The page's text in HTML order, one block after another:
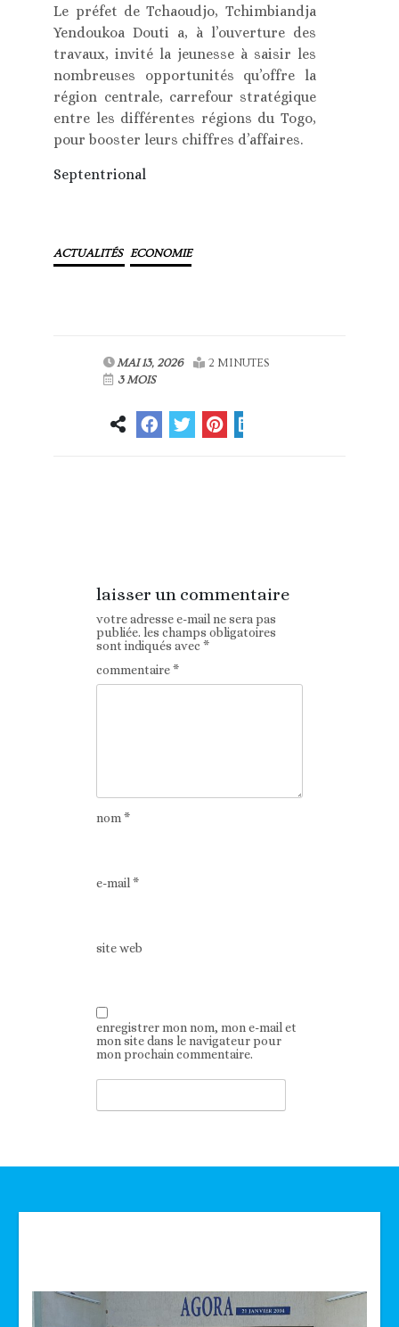
Le préfet de Tchaoudjo, Tchimbiandja
Yendoukoa Douti a, à l’ouverture des
travaux, invité la jeunesse à saisir les
nombreuses opportunités qu’offre la
région centrale, carrefour stratégique
entre les différentes régions du Togo,
pour booster leurs chiffres d’affaires.
Septentrional
ACTUALITÉS ECONOMIE
MAI 13, 2026
2 MINUTES
3 MOIS
laisser un commentaire
votre adresse e-mail ne sera pas
publiée. les champs obligatoires
sont indiqués avec*
commentaire*
nom*
e-mail*
site web
enregistrer mon nom, mon e-mail et
mon site dans le navigateur pour
mon prochain commentaire.